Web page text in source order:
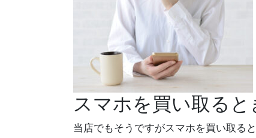
スマホを買い取る
当店でもそうですがスマホを買い取る